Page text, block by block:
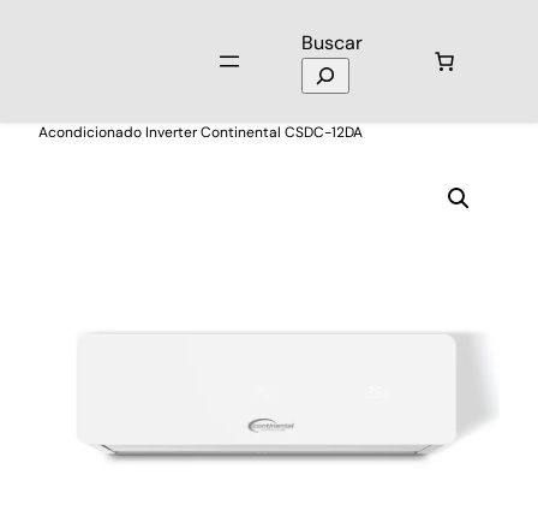
Buscar
Acondicionado Inverter Continental CSDC-12DA